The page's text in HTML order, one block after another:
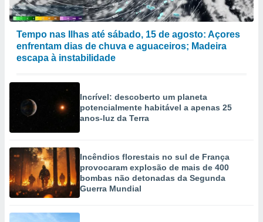
Tempo nas Ilhas até sábado, 15 de agosto: Açores
enfrentam dias de chuva e aguaceiros; Madeira
escapa à instabilidade
Incrível: descoberto um planeta
potencialmente habitável a apenas 25
anos-luz da Terra
Incêndios florestais no sul de França
provocaram explosão de mais de 400
bombas não detonadas da Segunda
Guerra Mundial